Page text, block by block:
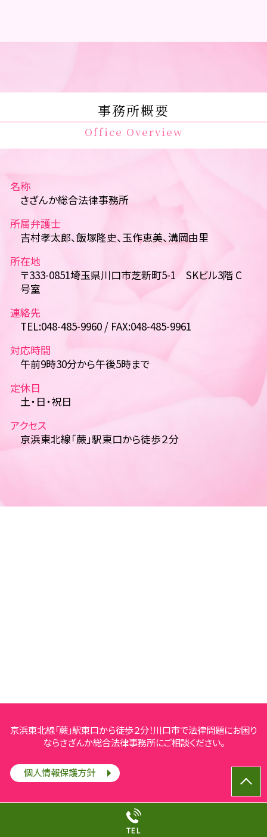
事務所概要
Office Overview
名称
さざんか総合法律事務所
所属弁護士
吉村孝太郎、飯塚隆史、玉作恵美、溝岡由里
所在地
〒333-0851埼玉県川口市芝新町5-1 SKビル3階 C
号室
連絡先
TEL:048-485-9960 / FAX:048-485-9961
対応時間
午前9時30分から午後5時まで
定休日
土・日・祝日
アクセス
京浜東北線「蕨」駅東口から徒歩２分
京浜東北線「蕨」駅東口から徒歩２分！川口市で法律問題にお困り
ならさざんか総合法律事務所にご相談ください。
個人情報保護方針